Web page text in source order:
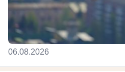
06.08.2026